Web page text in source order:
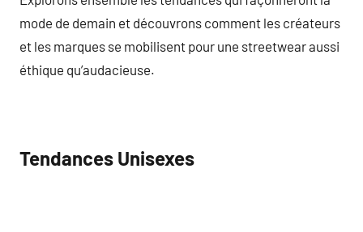
mode de demain et découvrons comment les créateurs
et les marques se mobilisent pour une streetwear aussi
éthique qu’audacieuse.
Tendances Unisexes